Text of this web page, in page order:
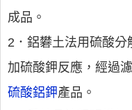
成品。
2．鋁礬土法用硫酸分
加硫酸鉀反應，經過
硫酸鋁鉀產品。